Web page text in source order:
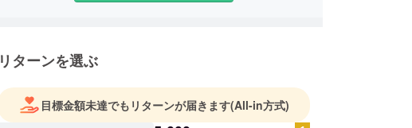
リターンを選ぶ
目標金額未達でもリターンが届きます(All-in方式)